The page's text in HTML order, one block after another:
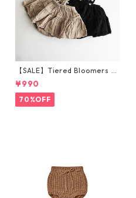
【SALE】Tiered Bloomers 7
0-80cm (グレージュ／ブラッ
ク) ※1点までメール便可
¥990
70%OFF